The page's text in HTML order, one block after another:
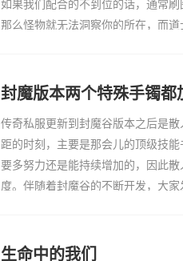
如果我们配合的不到位的话，通常
那么怪物就无法洞察你的所在，而
封魔版本两个特殊手镯
传奇私服更新到封魔谷版本之后是
距的时刻，主要是那会儿的顶级技
要多努力还是能持续增加的，因此
度。伴随着封魔谷的不断开发，大
生命中的我们